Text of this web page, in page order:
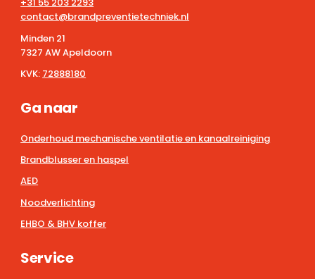
+31 55 203 2293
contact@brandpreventietechniek.nl
Minden 21
7327 AW Apeldoorn
KVK: 72888180
Ga naar
Onderhoud mechanische ventilatie en kanaalreiniging
Brandblusser en haspel
AED
Noodverlichting
EHBO & BHV koffer
Service